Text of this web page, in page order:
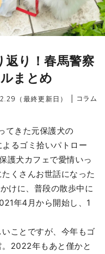
り！春馬警察
まとめ
（最終更新日） コラム
てきた元保護犬の
るゴミ拾いパトロー
護犬カフェで愛情いっ
くさんお世話になった
けに、普段の散歩中に
年4月から開始し、1
ことですが、今年もゴ
2022年もあと僅かと